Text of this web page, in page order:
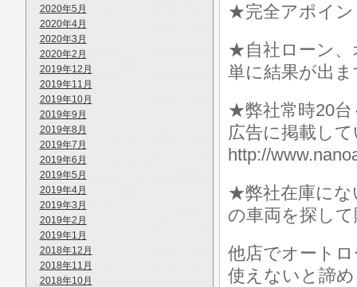
2020年5月
2020年4月
2020年3月
2020年2月
2019年12月
2019年11月
2019年10月
2019年9月
2019年8月
2019年7月
2019年6月
2019年5月
2019年4月
2019年3月
2019年2月
2019年1月
2018年12月
2018年11月
2018年10月
★完全アポイ
★自社ローン、
単に結果が出
★弊社常時20台
広告に掲載し
http://
★弊社在庫にな
の車両を探し
他店でオート
使えないと諦